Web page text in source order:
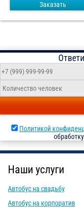
Заказать
Политикой
Наши услуги
Автобус на свадьбу
Автобус на корпоратив